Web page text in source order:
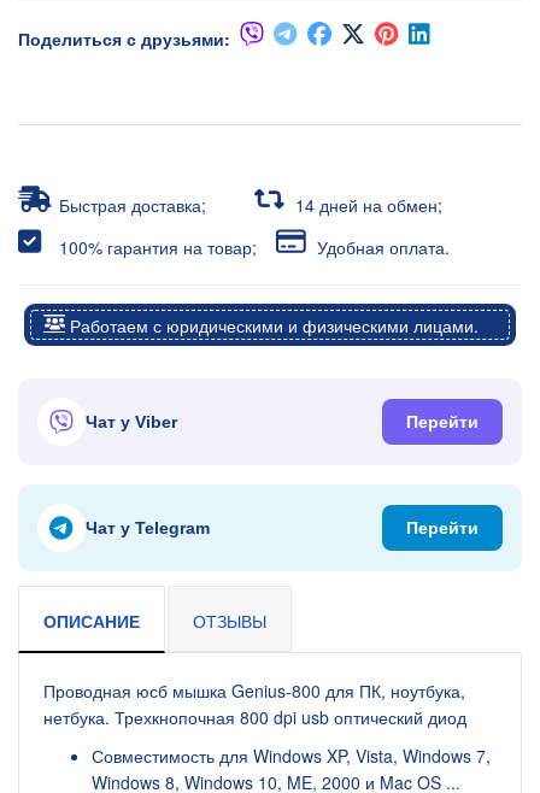
Поделиться с друзьями:
Быстрая доставка;
14 дней на обмен;
100% гарантия на товар;
Удобная оплата.
Работаем с юридическими и физическими лицами.
Чат у Viber Перейти
Чат у Telegram Перейти
ОПИСАНИЕ ОТЗЫВЫ
Проводная юсб мышка Genius-800 для ПК, ноутбука,
нетбука. Трехкнопочная 800 dpi usb оптический диод
Совместимость для Windows XP, Vista, Windows 7,
Windows 8, Windows 10, ME, 2000 и Mac OS ...